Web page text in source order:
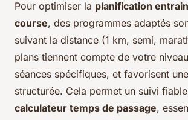
Pour optimiser la planification
course, des programmes adaptés
suivant la distance (1 km, semi,
plans tiennent compte de votre
séances spécifiques, et favorisent
structurée. Cela permet un suivi
calculateur temps de passage,